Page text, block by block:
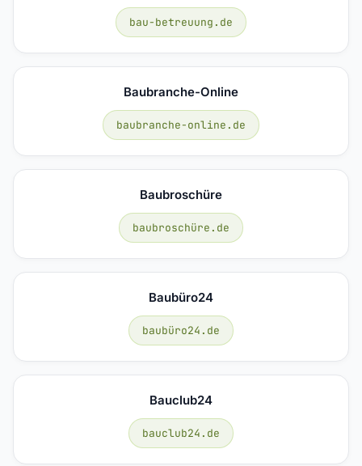
bau-betreuung.de
Baubranche-Online
baubranche-online.de
Baubroschüre
baubroschüre.de
Baubüro24
baubüro24.de
Bauclub24
bauclub24.de